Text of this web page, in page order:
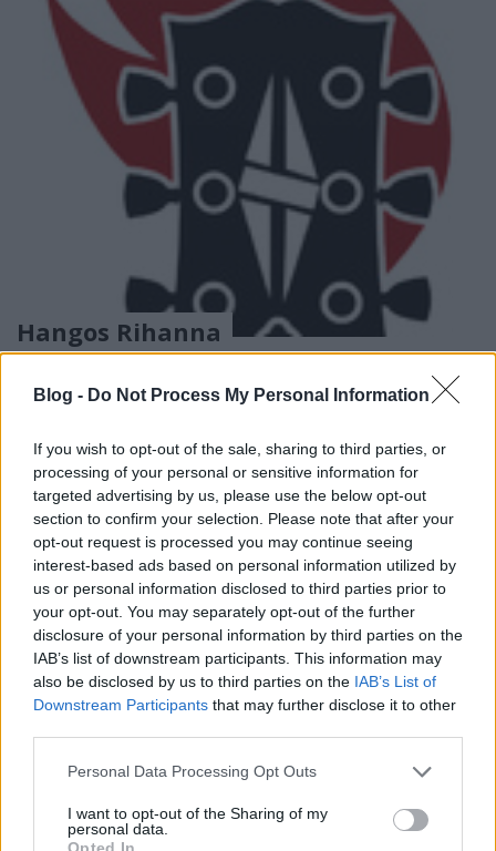
Blog - Do Not Process My Personal Information
If you wish to opt-out of the sale, sharing to third parties, or
processing of your personal or sensitive information for
targeted advertising by us, please use the below opt-out
section to confirm your selection. Please note that after your
opt-out request is processed you may continue seeing
interest-based ads based on personal information utilized by
us or personal information disclosed to third parties prior to
your opt-out. You may separately opt-out of the further
disclosure of your personal information by third parties on the
IAB’s list of downstream participants. This information may
also be disclosed by us to third parties on the IAB’s List of
Downstream Participants that may further disclose it to other
Please note that this website/app uses one or more Google
not limited to your visit or usage behaviour. You may click to
grant or deny consent to Google and its third-party tags to
Personal Data Processing Opt Outs
I want to opt-out of the Sharing of my
personal data.
Opted In
Hangos Rihanna
A barbadosi énekesnő tavaly megjelent, túl nagy
sikereket nem bezsebelő Rated R lemeze után
Ennek ...